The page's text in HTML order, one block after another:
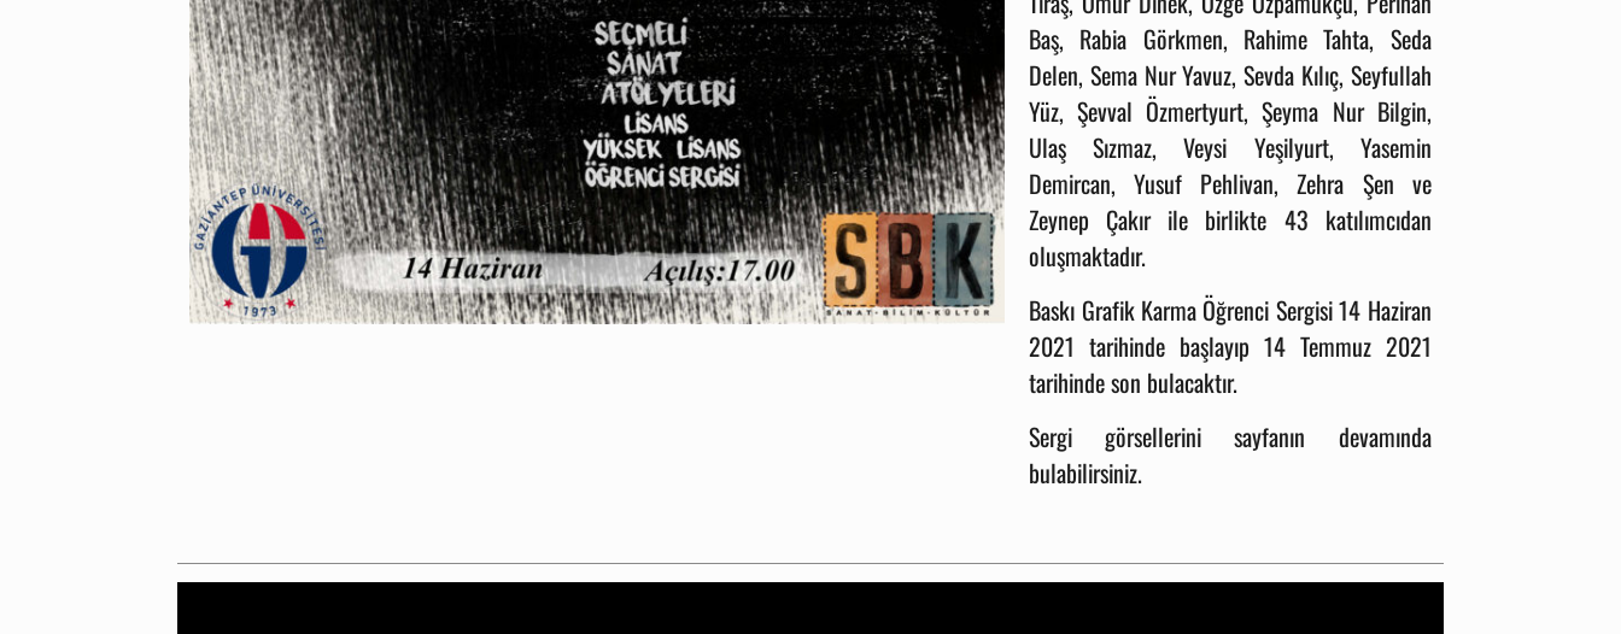
Baş, Rabia Görkmen, Rahime Tahta, Seda
Delen, Sema Nur Yavuz, Sevda Kılıç, Seyfullah
Yüz, Şevval Özmertyurt, Şeyma Nur Bilgin,
Ulaş Sızmaz, Veysi Yeşilyurt, Yasemin
Demircan, Yusuf Pehlivan, Zehra Şen ve
Zeynep Çakır ile birlikte 43 katılımcıdan
oluşmaktadır.
Baskı Grafik Karma Öğrenci Sergisi 14 Haziran
2021 tarihinde başlayıp 14 Temmuz 2021
tarihinde son bulacaktır.
Sergi görsellerini sayfanın devamında
bulabilirsiniz.